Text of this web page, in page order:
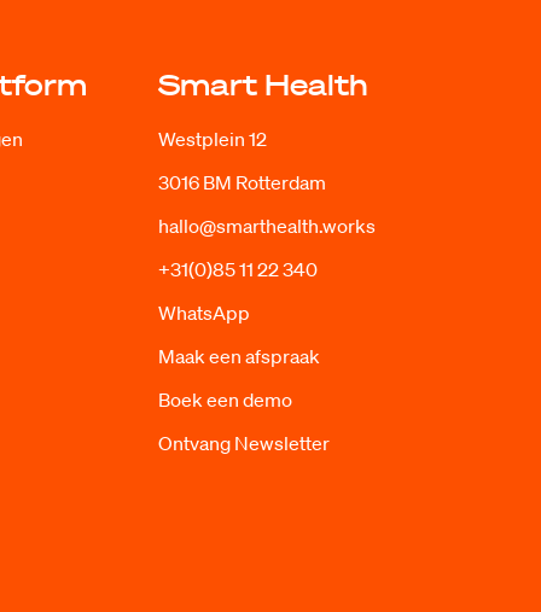
Smart Health
Westplein 12
3016 BM Rotterdam
hallo@smarthealth.works
+31(0)85 11 22 340
WhatsApp
Maak een afspraak
Boek een demo
Ontvang Newsletter